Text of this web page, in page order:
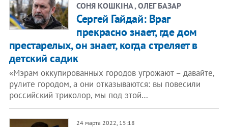
СОНЯ КОШКІНА , ОЛЕГ БАЗАР
Сергей Гайдай: Враг
прекрасно знает, где дом
престарелых, он знает, когда стреляет в
детский садик
«Мэрам оккупированных городов угрожают – давайте,
рулите городом, а они отказываются: вы повесили
российский триколор, мы под этой…
24 марта 2022, 15:18